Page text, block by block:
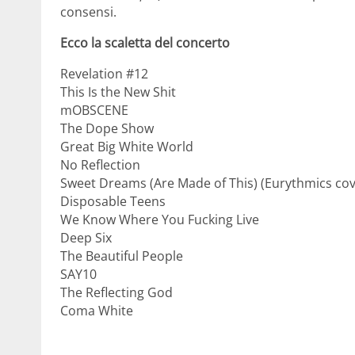
consensi.
Ecco la scaletta del concerto
Revelation #12
This Is the New Shit
mOBSCENE
The Dope Show
Great Big White World
No Reflection
Sweet Dreams (Are Made of This) (Eurythmics
Disposable Teens
We Know Where You Fucking Live
Deep Six
The Beautiful People
SAY10
The Reflecting God
Coma White